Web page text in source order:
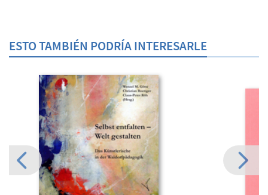
ESTO TAMBIÉN PODRÍA INTERESARLE